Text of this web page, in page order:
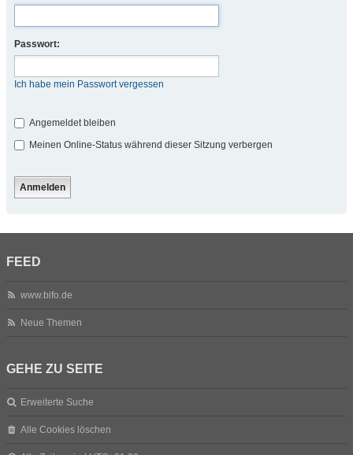
Passwort:
Ich habe mein Passwort vergessen
Angemeldet bleiben
Meinen Online-Status während dieser Sitzung verbergen
FEED
www.bifo.de
Neue Themen
GEHE ZU SEITE
Erweiterte Suche
Alle Cookies löschen